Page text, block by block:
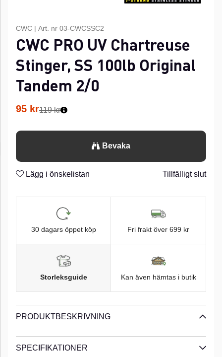
CWC | Art. nr 03-CWCSSC2
CWC PRO UV Chartreuse
Stinger, SS 100lb Original
Tandem 2/0
95 kr119 kr
Bevaka
Lägg i önskelistan Tillfälligt slut
30 dagars öppet köp Fri frakt över 699 kr
Storleksguide Kan även hämtas i butik
PRODUKTBESKRIVNING
SPECIFIKATIONER